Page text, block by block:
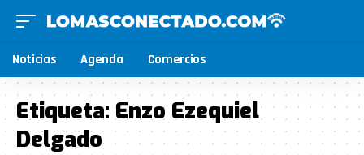
Noticias Agenda Comercios
Etiqueta:Enzo Ezequiel
Delgado